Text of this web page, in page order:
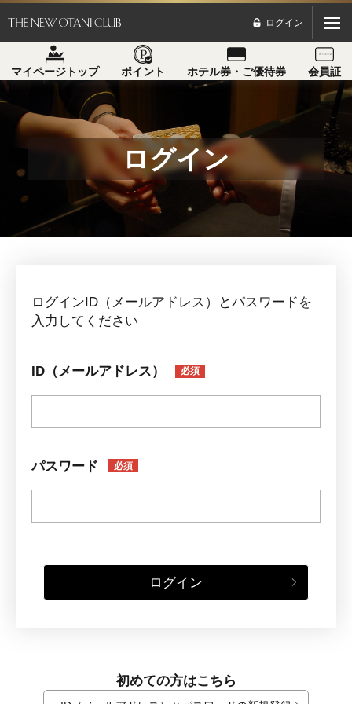
ログイン
マイページトップ ポイント ホテル券・ご優待券 会員証
ログイン
ログインID（メールアドレス）とパスワードを
入力してください
ID（メールアドレス） 必須
パスワード 必須
ログイン
初めての方はこちら